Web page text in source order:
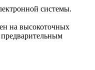
системы.
на высокоточных